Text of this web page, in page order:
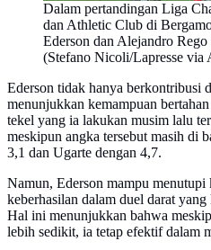
Dalam pertandingan Liga
dan Athletic Club di
Ederson dan Alejandro
(Stefano Nicoli/Lapresse via
Ederson tidak hanya berkontribusi
menunjukkan kemampuan
tekel yang ia lakukan musim lalu
meskipun angka tersebut masih di
3,1 dan Ugarte dengan 4,7.
Namun, Ederson mampu
keberhasilan dalam duel darat
Hal ini menunjukkan bahwa
lebih sedikit, ia tetap efektif dalam